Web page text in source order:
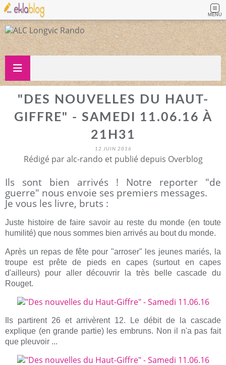
MENU
"DES NOUVELLES DU HAUT-
GIFFRE" - SAMEDI 11.06.16 À
21H31
12 JUIN 2016
Rédigé par alc-rando et publié depuis Overblog
Ils sont bien arrivés ! Notre reporter "de
guerre" nous envoie ses premiers messages.
Je vous les livre, bruts :
Juste histoire de faire savoir au reste du monde (en toute
humilité) que nous sommes bien arrivés au bout du monde.
Après un repas de fête pour "arroser" les jeunes mariés, la
troupe est prête de pieds en capes (surtout en capes
d'ailleurs) pour aller découvrir la très belle cascade du
Rouget.
Ils partirent 26 et arrivèrent 12. Le débit de la cascade
explique (en grande partie) les embruns. Non il n'a pas fait
que pleuvoir ...